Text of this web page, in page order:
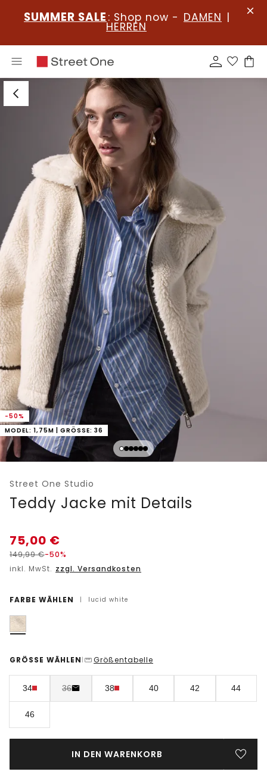
SUMMER SALE : Shop now - DAMEN |
HERREN
-50%
MODEL: 1,75M | GRÖSSE: 36
Street One Studio
Teddy Jacke mit Details
75,00 €
149,99€-50%
inkl. MwSt. zzgl. Versandkosten
FARBE WÄHLEN | lucid white
GRÖSSE WÄHLEN | Größentabelle
34 36 38 40 42 44
46
IN DEN WARENKORB